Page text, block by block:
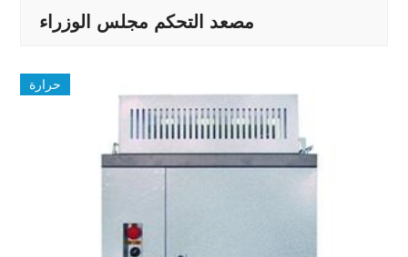
مصعد التحكم مجلس الوزراء
حرارة